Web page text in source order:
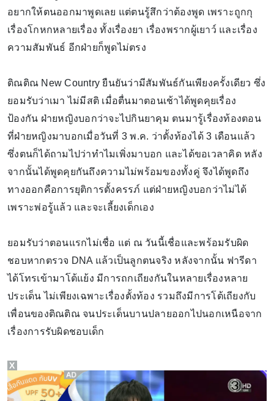
อยากให้ตนออกมาพูดเลย แต่ตนรู้สึกว่าต้องพูด เพราะถูกกุ
เรื่องโกหกหลายเรื่อง ทั้งเรื่องยา เรื่องพรากผู้เยาว์ และเรื่อง
ความสัมพันธ์ อีกฝ่ายก็พูดไม่ตรง
ติณติณ New Country ยืนยันว่ามีสัมพันธ์กันเพียงครั้งเดียว ซึ่ง
ยอมรับว่าเมา ไม่มีสติ เมื่อตื่นมาตอนเช้าได้พูดคุยเรื่อง
ป้องกัน ฝ่ายหญิงบอกว่าจะไปกินยาคุม ตนมารู้เรื่องท้องตอน
ที่ฝ่ายหญิงมาบอกเมื่อวันที่ 3 พ.ค. ว่าตั้งท้องได้ 3 เดือนแล้ว
ซึ่งตนก็ได้ถามไปว่าทำไมเพิ่งมาบอก และได้ขอเวลาคิด หลัง
จากนั้นได้พูดคุยกันถึงความไม่พร้อมของทั้งคู่ จึงได้พูดถึง
ทางออกคือการยุติการตั้งครรภ์ แต่ฝ่ายหญิงบอกว่าไม่ได้
เพราะพ่อรู้แล้ว และจะเลี้ยงเด็กเอง
ยอมรับว่าตอนแรกไม่เชื่อ แต่ ณ วันนี้เชื่อและพร้อมรับผิด
ชอบหากตรวจ DNA แล้วเป็นลูกตนจริง หลังจากนั้น ฟารีดา
ได้โทรเข้ามาโต้แย้ง มีการถกเถียงกันในหลายเรื่องหลาย
ประเด็น ไม่เพียงเฉพาะเรื่องตั้งท้อง รวมถึงมีการโต้เถียงกับ
เพื่อนของติณติณ จนประเด็นบานปลายออกไปนอกเหนือจาก
เรื่องการรับผิดชอบเด็ก
X